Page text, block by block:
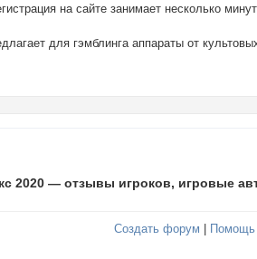
на сайте занимает несколько минут.
для гэмблинга аппараты от
2020 — отзывы игроков, игровые
Создать форум